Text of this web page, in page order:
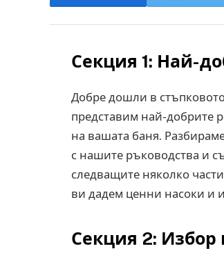
Секция 1: Най-
Добре дошли в
представим най-добрите
на вашата баня.
с нашите ръководства и
следващите няколко
ви дадем ценни насоки и
Секция 2: